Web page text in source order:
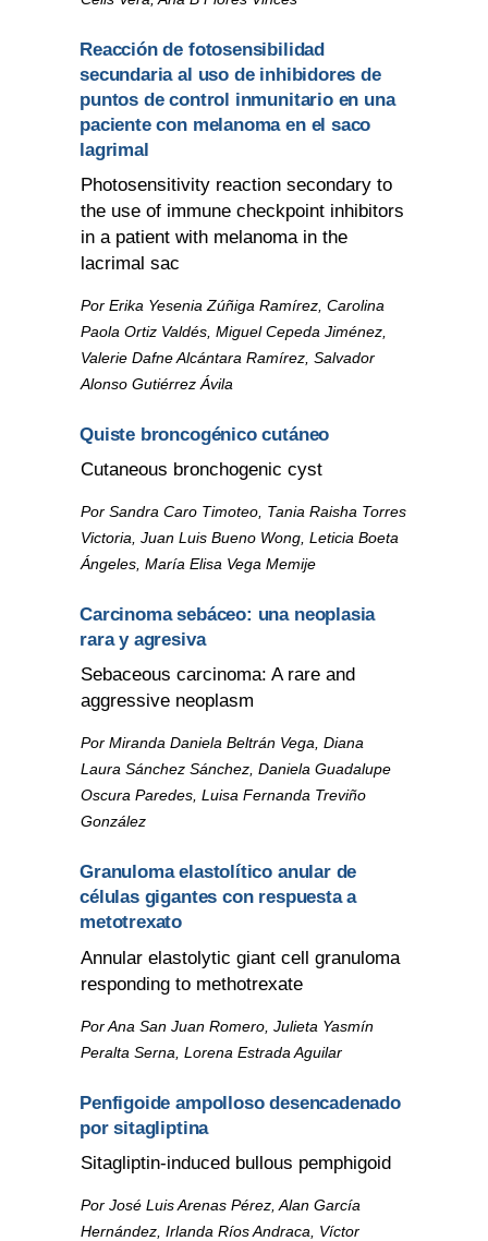
Reacción de fotosensibilidad
secundaria al uso de inhibidores de
puntos de control inmunitario en una
paciente con melanoma en el saco
lagrimal
Photosensitivity reaction secondary to
the use of immune checkpoint inhibitors
in a patient with melanoma in the
lacrimal sac
Por Erika Yesenia Zúñiga Ramírez, Carolina
Paola Ortiz Valdés, Miguel Cepeda Jiménez,
Valerie Dafne Alcántara Ramírez, Salvador
Alonso Gutiérrez Ávila
Quiste broncogénico cutáneo
Cutaneous bronchogenic cyst
Por Sandra Caro Timoteo, Tania Raisha Torres
Victoria, Juan Luis Bueno Wong, Leticia Boeta
Ángeles, María Elisa Vega Memije
Carcinoma sebáceo: una neoplasia
rara y agresiva
Sebaceous carcinoma: A rare and
aggressive neoplasm
Por Miranda Daniela Beltrán Vega, Diana
Laura Sánchez Sánchez, Daniela Guadalupe
Oscura Paredes, Luisa Fernanda Treviño
González
Granuloma elastolítico anular de
células gigantes con respuesta a
metotrexato
Annular elastolytic giant cell granuloma
responding to methotrexate
Por Ana San Juan Romero, Julieta Yasmín
Peralta Serna, Lorena Estrada Aguilar
Penfigoide ampolloso desencadenado
por sitagliptina
Sitagliptin-induced bullous pemphigoid
Por José Luis Arenas Pérez, Alan García
Hernández, Irlanda Ríos Andraca, Víctor